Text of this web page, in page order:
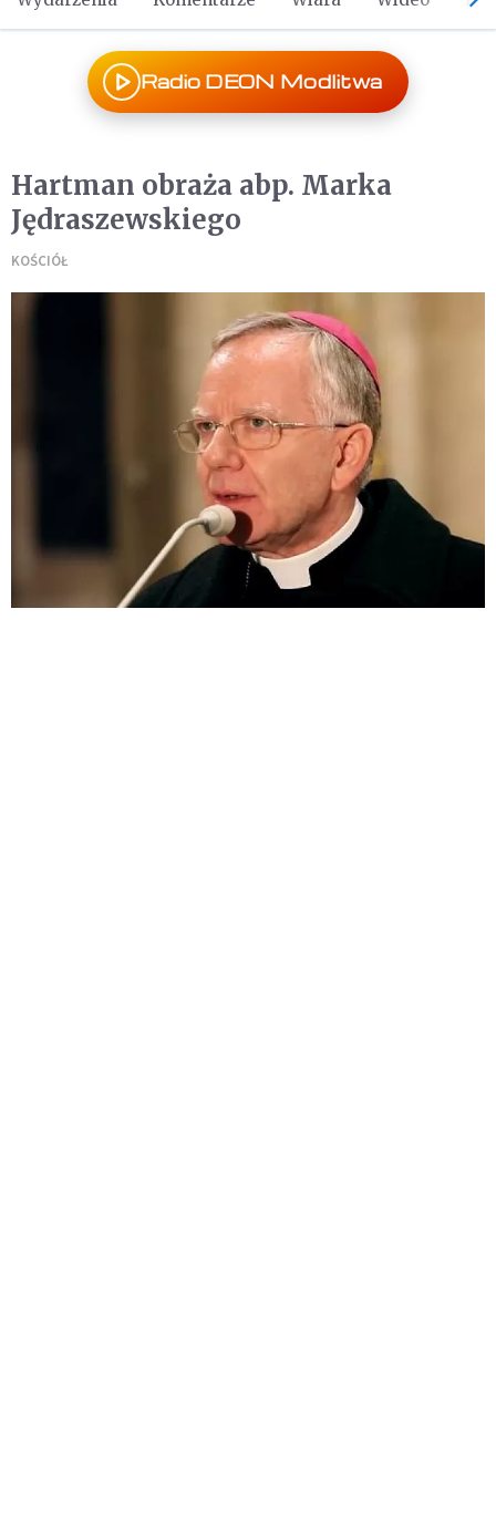
Radio DEON Modlitwa
Hartman obraża abp. Marka
Jędraszewskiego
KOŚCIÓŁ